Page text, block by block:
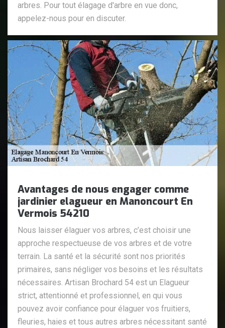
arbres. Pour tout élagage d'arbre en vue donc,
appelez-nous pour en discuter.
Avantages de nous engager comme
jardinier elagueur en Manoncourt En
Vermois 54210
Nous laisser élaguer vos arbres, c’est choisir une
approche respectueuse de vos arbres et de votre
terrain. La santé et la sécurité sont nos priorités
primaires, sans négliger vos besoins et les résultats
nécessaires. Artisan Brochard 54 est un Elagueur
strict, attentionné et professionnel, en qui vous
pouvez avoir confiance pour élaguer vos fruitiers,
fleuries, haies et tous autres arbres nécessitant santé